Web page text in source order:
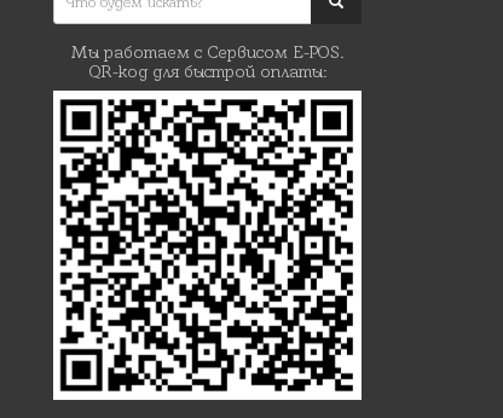
Мы работаем с Сервисом E-POS.
QR-код для быстрой оплаты: